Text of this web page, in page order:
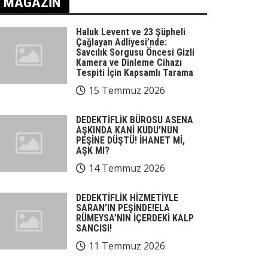
Haluk Levent ve 23 Şüpheli
Çağlayan Adliyesi’nde:
Savcılık Sorgusu Öncesi Gizli
Kamera ve Dinleme Cihazı
Tespiti İçin Kapsamlı Tarama
15 Temmuz 2026
DEDEKTİFLİK BÜROSU ASENA
AŞKINDA KANİ KUDU’NUN
PEŞİNE DÜŞTÜ! İHANET Mİ,
AŞK MI?
14 Temmuz 2026
DEDEKTİFLİK HİZMETİYLE
SARAN’IN PEŞİNDE!ELA
RÜMEYSA’NIN İÇERDEKİ KALP
SANCISI!
11 Temmuz 2026